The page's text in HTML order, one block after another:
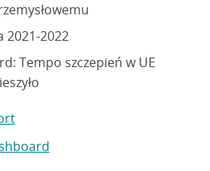
2021-2022
Tempo szczepień w UE